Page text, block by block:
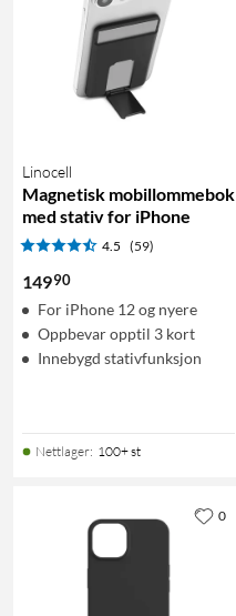
Linocell
Magnetisk mobillommebok
med stativ for iPhone
4.5 (59)
14990
For iPhone 12 og nyere
Oppbevar opptil 3 kort
Innebygd stativfunksjon
Nettlager: 100+ st
0